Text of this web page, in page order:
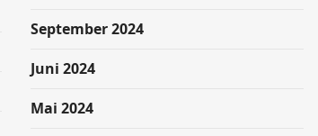
September 2024
Juni 2024
Mai 2024